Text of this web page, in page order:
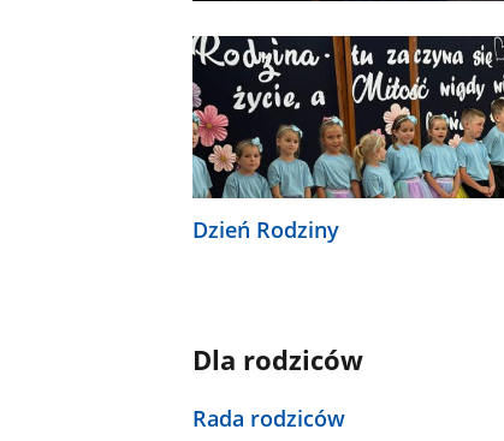
Dzień Rodziny
Dla rodziców
Rada rodziców